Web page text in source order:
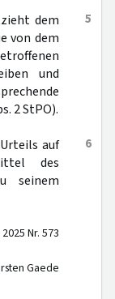
5
dem
von dem
und
2 StPO).
6
auf
des
seinem
2025 Nr. 573
Gaede